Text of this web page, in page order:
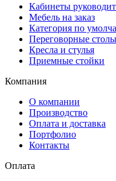
Кабинеты
Мебель на заказ
Категория по
Переговорные столы
Кресла и стулья
Приемные стойки
Компания
О компании
Производство
Оплата и доставка
Портфолио
Контакты
Оплата